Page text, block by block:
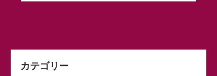
カテゴリー